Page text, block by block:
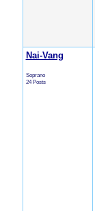
Nai-Vang
Soprano
24 Posts